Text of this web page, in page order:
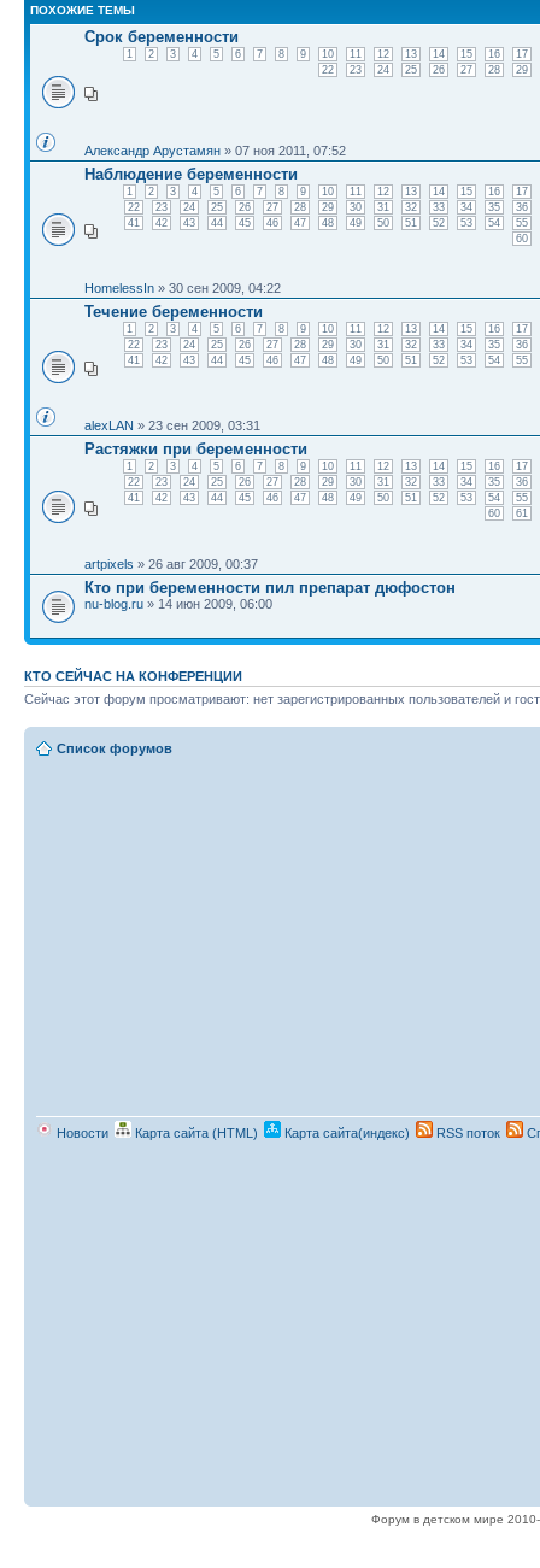
ПОХОЖИЕ ТЕМЫ
Срок беременности
1 2 3 4 5 6 7 8 9 10 11 12 13 14 15 16
17
22
23 24 25 26 27 28 29
Александр Арустамян » 07 ноя 2011, 07:52
Наблюдение беременности
1 2 3 4 5 6 7 8 9 10 11 12 13 14 15 16
17
22
23 24 25 26 27 28 29 30 31 32 33 34 35
36
41
42 43 44 45 46 47 48 49 50 51 52 53 54
55
60
HomelessIn » 30 сен 2009, 04:22
Течение беременности
1 2 3 4 5 6 7 8 9 10 11 12 13 14 15 16
17
22
23 24 25 26 27 28 29 30 31 32 33 34 35
36
41
42 43 44 45 46 47 48 49 50 51 52 53 54 55
alexLAN » 23 сен 2009, 03:31
Растяжки при беременности
1 2 3 4 5 6 7 8 9 10 11 12 13 14 15 16
17
22
23 24 25 26 27 28 29 30 31 32 33 34 35
36
41
42 43 44 45 46 47 48 49 50 51 52 53 54
55
60
61
artpixels » 26 авг 2009, 00:37
Кто при беременности пил препарат дюфостон
nu-blog.ru » 14 июн 2009, 06:00
КТО СЕЙЧАС НА КОНФЕРЕНЦИИ
Сейчас этот форум просматривают: нет зарегистрированных пользователей и
Список форумов
Новости Карта сайта (HTML) Карта сайта(индекс) RSS поток
Форум в детском мире